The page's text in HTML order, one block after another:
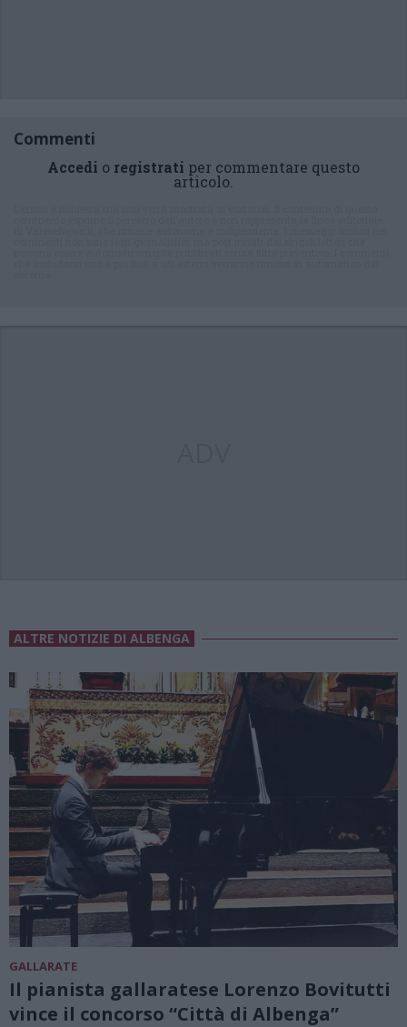
Commenti
Accedi o registrati per commentare questo
articolo.
ALTRE NOTIZIE DI ALBENGA
GALLARATE
Il pianista gallaratese Lorenzo Bovitutti
vince il concorso “Città di Albenga”